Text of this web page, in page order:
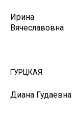
Ирина
Вячеславовна
ГУРЦКАЯ
Диана Гудаевна